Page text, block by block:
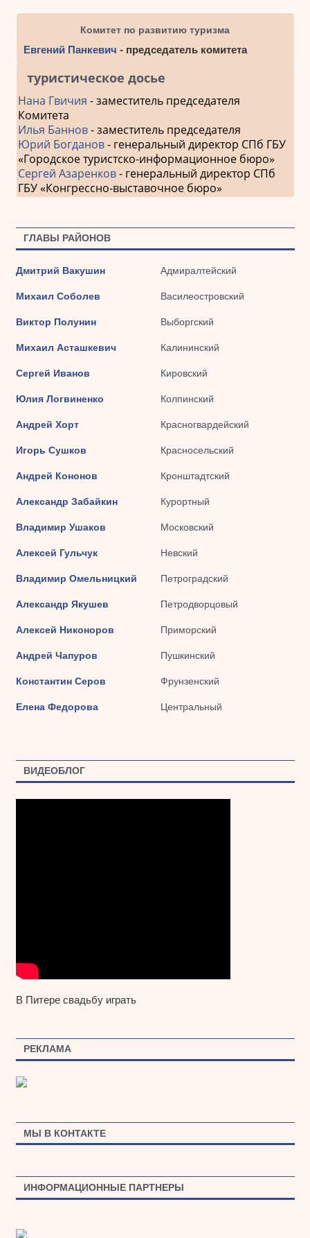
Комитет по развитию туризма
Евгений Панкевич - председатель комитета
туристическое досье
Нана Гвичия - заместитель председателя
Комитета
Илья Баннов- заместитель председателя
Юрий Богданов- генеральный директор СПб ГБУ
«Городское туристско-информационное бюро»
Сергей Азаренков- генеральный директор СПб
ГБУ «Конгрессно-выставочное бюро»
ГЛАВЫ РАЙОНОВ
Дмитрий Вакушин Адмиралтейский
Михаил Соболев Василеостровский
Виктор Полунин Выборгский
Михаил Асташкевич Калининский
Сергей Иванов Кировский
Юлия Логвиненко Колпинский
Андрей Хорт Красногвардейский
Игорь Сушков Красносельский
Андрей Кононов Кронштадтский
Александр Забайкин Курортный
Владимир Ушаков Московский
Алексей Гульчук Невский
Владимир Омельницкий Петроградский
Александр Якушев Петродворцовый
Алексей Никоноров Приморский
Андрей Чапуров Пушкинский
Константин Серов Фрунзенский
Елена Федорова Центральный
ВИДЕОБЛОГ
В Питере свадьбу играть
РЕКЛАМА
МЫ В КОНТАКТЕ
ИНФОРМАЦИОННЫЕ ПАРТНЕРЫ